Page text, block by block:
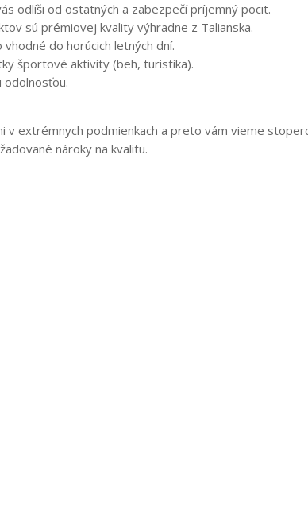
odlíši od ostatných a zabezpečí príjemný pocit.
sú prémiovej kvality výhradne z Talianska.
do horúcich letných dní.
športové aktivity (beh, turistika).
odolnosťou.
extrémnych podmienkach a preto vám vieme
nároky na kvalitu.